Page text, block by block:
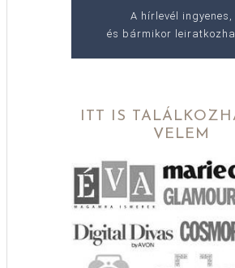
A hírlevél ingyenes,
és bármikor
ITT IS
VELEM